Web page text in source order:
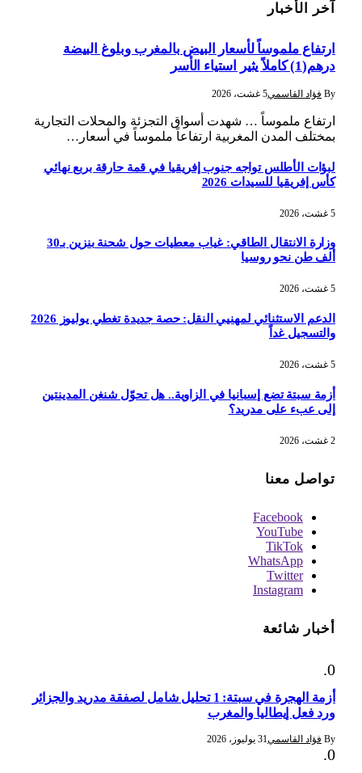
آخر الأخبار
ارتفاع ملموساً لأسعار البيض بالمغرب وبلوغ البيضة
درهم(1) كاملاً يثير استياء الأسر
By فؤاد القاسمي5 غشت، 2026
ارتفاع ملموساً … شهدت أسواق التجزئة والمحلات التجارية
بمختلف المدن المغربية ارتفاعاً ملموساً في أسعار…
لبؤات الأطلس تواجه جنوب إفريقيا في قمة حارقة بربع نهائي
كأس إفريقيا للسيدات 2026
5 غشت، 2026
وزارة الانتقال الطاقي: غياب معطيات حول شحنة بنزين بـ30
ألف طن نحو روسيا
5 غشت، 2026
الدعم الاستثنائي لمهنيي النقل: حصة جديدة تغطي يوليوز 2026
والتسجيل غداً
5 غشت، 2026
أزمة سبتة تضع إسبانيا في الزاوية.. هل تحوّل شنغن المدينتين
إلى عبء على مدريد؟
2 غشت، 2026
تواصل معنا
Facebook
YouTube
TikTok
WhatsApp
Twitter
Instagram
أخبار شائعة
أزمة الهجرة في سبتة: 1 تحليل شامل لصفقة مدريد والجزائر
ورد فعل إيطاليا والمغرب
By فؤاد القاسمي31 يوليوز، 2026